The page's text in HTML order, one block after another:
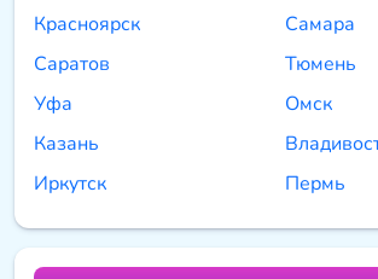
Красноярск
Самара
Саратов
Тюмень
Уфа
Омск
Казань
Иркутск
Пермь